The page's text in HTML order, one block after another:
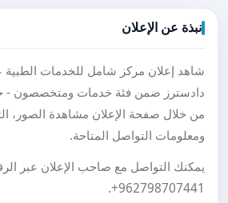
نبذة عن الإعلان
شاهد إعلان مركز شامل للخدمات
دادسترز ضمن فئة خدمات ومتخصصون -
من خلال صفحة الإعلان مشاهدة الصور،
ومعلومات التواصل المتاحة.
يمكنك التواصل مع صاحب الإعلان عبر
+962798707441
.